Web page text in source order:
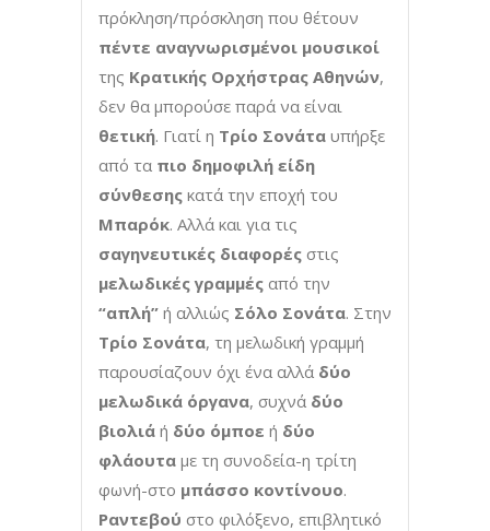
πρόκληση/πρόσκληση που θέτουν
πέντε αναγνωρισμένοι μουσικοί
της Κρατικής Ορχήστρας Αθηνών,
δεν θα μπορούσε παρά να είναι
θετική. Γιατί η Τρίο Σονάτα υπήρξε
από τα πιο δημοφιλή είδη
σύνθεσης κατά την εποχή του
Μπαρόκ. Αλλά και για τις
σαγηνευτικές διαφορές στις
μελωδικές γραμμές από την
“απλή” ή αλλιώς Σόλο Σονάτα. Στην
Τρίο Σονάτα, τη μελωδική γραμμή
παρουσίαζουν όχι ένα αλλά δύο
μελωδικά όργανα, συχνά δύο
βιολιά ή δύο όμποε ή δύο
φλάουτα με τη συνοδεία-η τρίτη
φωνή-στο μπάσσο κοντίνουο.
Ραντεβού στο φιλόξενο, επιβλητικό